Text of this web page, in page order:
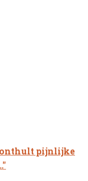
onthult pijnlijke